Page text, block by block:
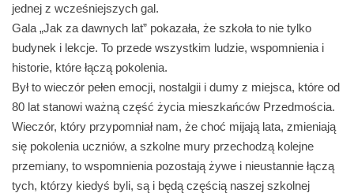
jednej z wcześniejszych gal.
Gala „Jak za dawnych lat” pokazała, że szkoła to nie tylko
budynek i lekcje. To przede wszystkim ludzie, wspomnienia i
historie, które łączą pokolenia.
Był to wieczór pełen emocji, nostalgii i dumy z miejsca, które od
80 lat stanowi ważną część życia mieszkańców Przedmościa.
Wieczór, który przypomniał nam, że choć mijają lata, zmieniają
się pokolenia uczniów, a szkolne mury przechodzą kolejne
przemiany, to wspomnienia pozostają żywe i nieustannie łączą
tych, którzy kiedyś byli, są i będą częścią naszej szkolnej